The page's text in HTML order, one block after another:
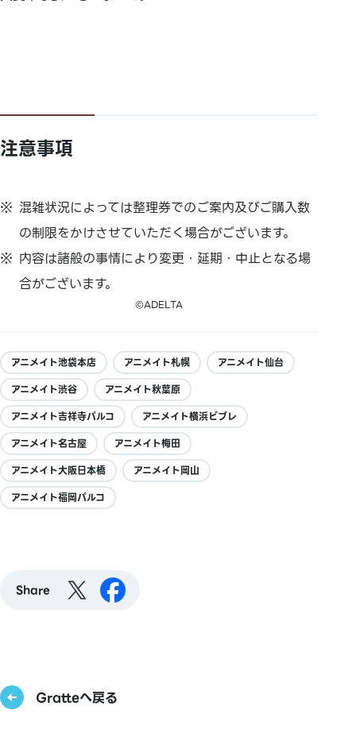
注意事項
混雑状況によっては整理券でのご案内及びご購入数
の制限をかけさせていただく場合がございます。
内容は諸般の事情により変更・延期・中止となる場
合がございます。
©ADELTA
アニメイト池袋本店 アニメイト札幌
アニメイト仙台
アニメイト渋谷
アニメイト秋葉原
アニメイト吉祥寺パルコ
アニメイト横浜ビブレ
アニメイト名古屋
アニメイト梅田
アニメイト大阪日本橋
アニメイト岡山
アニメイト福岡パルコ
Share
Gratteへ戻る